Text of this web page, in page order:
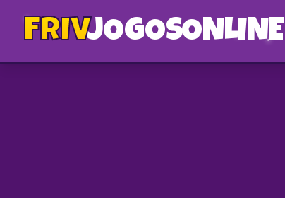
FRIVJOGOSONLINE